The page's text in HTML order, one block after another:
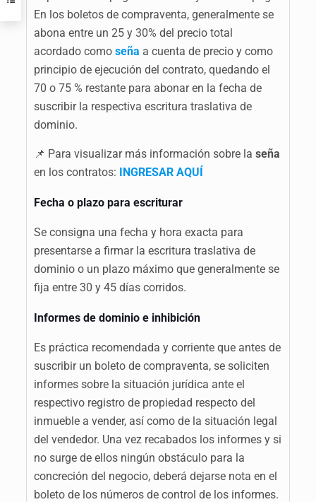
En los boletos de compraventa, generalmente se
abona entre un 25 y 30% del precio total
acordado como seña a cuenta de precio y como
principio de ejecución del contrato, quedando el
70 o 75 % restante para abonar en la fecha de
suscribir la respectiva escritura traslativa de
dominio.
📌 Para visualizar más información sobre la seña
en los contratos: INGRESAR AQUÍ
Fecha o plazo para escriturar
Se consigna una fecha y hora exacta para
presentarse a firmar la escritura traslativa de
dominio o un plazo máximo que generalmente se
fija entre 30 y 45 días corridos.
Informes de dominio e inhibición
Es práctica recomendada y corriente que antes de
suscribir un boleto de compraventa, se soliciten
informes sobre la situación jurídica ante el
respectivo registro de propiedad respecto del
inmueble a vender, así como de la situación legal
del vendedor. Una vez recabados los informes y si
no surge de ellos ningún obstáculo para la
concreción del negocio, deberá dejarse nota en el
boleto de los números de control de los informes.